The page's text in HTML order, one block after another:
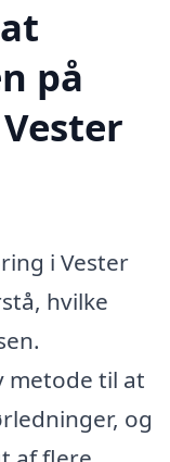
på
i Vester
hvilke
metode til at
og